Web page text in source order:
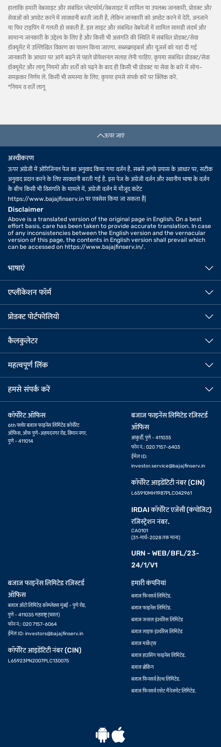
हालांकि हमारी वेबसाइट और संबंधित प्लेटफॉर्म/वेबसाइट में शामिल या उपलब्ध जानकारी, प्रोडक्ट और
सेवाओं को अपडेट करने में सावधानी बरती जाती है, लेकिन जानकारी को अपडेट करने में देरी, अनजाने
या फिर टाइपिंग में गलती हो सकती है. इस साइट और संबंधित वेबपेजों में शामिल सामग्री संदर्भ और
सामान्य जानकारी के उद्देश्य के लिए है और किसी भी असंगति की स्थिति में संबंधित प्रोडक्ट/सेवा
डॉक्यूमेंट में उल्लिखित विवरण का पालन किया जाएगा. सब्सक्राइबर्स और यूज़र्स को यहां दी गई
जानकारी के आधार पर आगे बढ़ने से पहले प्रोफेशनल सलाह लेनी चाहिए. कृपया संबंधित प्रोडक्ट/सेवा
डॉक्यूमेंट और लागू नियमों और शर्तों को पढ़ने के बाद ही किसी भी प्रोडक्ट या सेवा के बारे में सोच-
समझकर निर्णय लें. किसी भी समस्या के लिए, कृपया हमसे संपर्क करें पर क्लिक करें.
*नियम व शर्तें लागू
ऊपर जाएं
अस्वीकरण
ऊपर अंग्रेजी में ओरिजिनल पेज का अनुवाद किया गया वर्ज़न है. सबसे अच्छे प्रयास के आधार पर, सटीक
अनुवाद प्रदान करने के लिए सावधानी बरती गई है. इस पेज के अंग्रेजी वर्ज़न और स्थानीय भाषा के वर्ज़न
के बीच किसी भी विसंगति के मामले में, अंग्रेजी वर्ज़न में मौजूद कंटेंट
https://www.bajajfinserv.in पर एक्सेस किया जा सकता है|
Disclaimer
Above is a translated version of the original page in English. On a best
effort basis, care has been taken to provide accurate translation. In case
of any inconsistencies between the English version and the vernacular
version of this page, the contents in English version shall prevail which
can be accessed on https://www.bajajfinserv.in/.
भाषाएं
एप्लीकेशन फॉर्म
प्रोडक्ट पोर्टफोलियो
कैलकुलेटर
महत्वपूर्ण लिंक
हमसे संपर्क करें
कॉर्पोरेट ऑफिस
6th फ्लोर बजाज फाइनेंस लिमिटेड कॉर्पोरेट
ऑफिस, ऑफ पुणे-अहमदनगर रोड, विमान नगर,
पुणे - 411014
बजाज फाइनेंस लिमिटेड रज़िस्टर्ड
ऑफिस
आकुर्डी, पुणे - 411035
फोन नं.: 020 7157-6403
ईमेल ID:
investor.service@bajajfinserv.in
कॉर्पोरेट आइडेंटिटी नंबर (CIN)
L65910MH1987PLC042961
IRDAI कॉर्पोरेट एजेंसी (कंपोजिट)
रजिस्ट्रेशन नंबर.
CA0101
(31-मार्च-2028 तक मान्य)
URN - WEB/BFL/23-
24/1/V1
बजाज फाइनेंस लिमिटेड रज़िस्टर्ड
ऑफिस
बजाज ऑटो लिमिटेड कॉम्प्लेक्स मुंबई - पुणे रोड,
पुणे - 411035 महाराष्ट्र (भारत)
फोन नं.: 020 7157-6064
ईमेल ID: investors@bajajfinserv.in
कॉर्पोरेट आइडेंटिटी नंबर (CIN)
L65923PN2007PLC130075
हमारी कंपनियां
बजाज फिनसर्व लिमिटेड.
बजाज फाइनेंस लिमिटेड.
बजाज जनरल इंश्योरेंस लिमिटेड
बजाज लाइफ इंश्योरेंस लिमिटेड
बजाज मार्केट्स
बजाज हाउसिंग फाइनेंस लिमिटेड.
बजाज ब्रोकिंग
बजाज फिनसर्व हेल्थ लिमिटेड.
बजाज फिनसर्व एसेट मैनेजमेंट लिमिटेड.